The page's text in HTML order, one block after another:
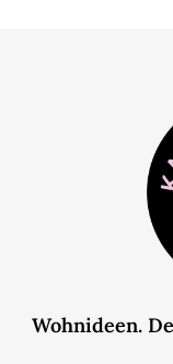
Wohnideen.